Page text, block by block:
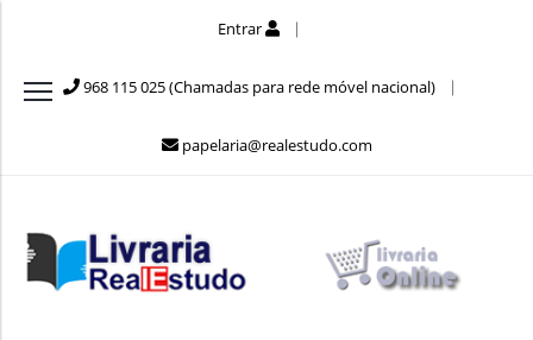
Entrar
968 115 025 (Chamadas para rede móvel nacional)
papelaria@realestudo.com